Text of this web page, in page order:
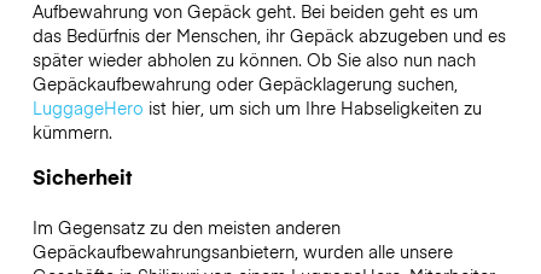
Aufbewahrung von Gepäck geht. Bei beiden geht es um
das Bedürfnis der Menschen, ihr Gepäck abzugeben und es
später wieder abholen zu können. Ob Sie also nun nach
Gepäckaufbewahrung oder Gepäcklagerung suchen,
LuggageHero ist hier, um sich um Ihre Habseligkeiten zu
kümmern.
Sicherheit
Im Gegensatz zu den meisten anderen
Gepäckaufbewahrungsanbietern, wurden alle unsere